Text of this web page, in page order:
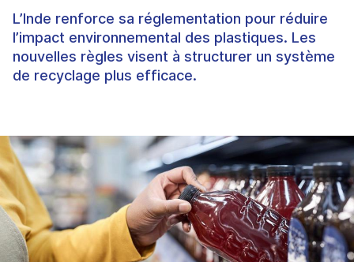
L’Inde renforce sa réglementation pour réduire
l’impact environnemental des plastiques. Les
nouvelles règles visent à structurer un système
de recyclage plus efficace.